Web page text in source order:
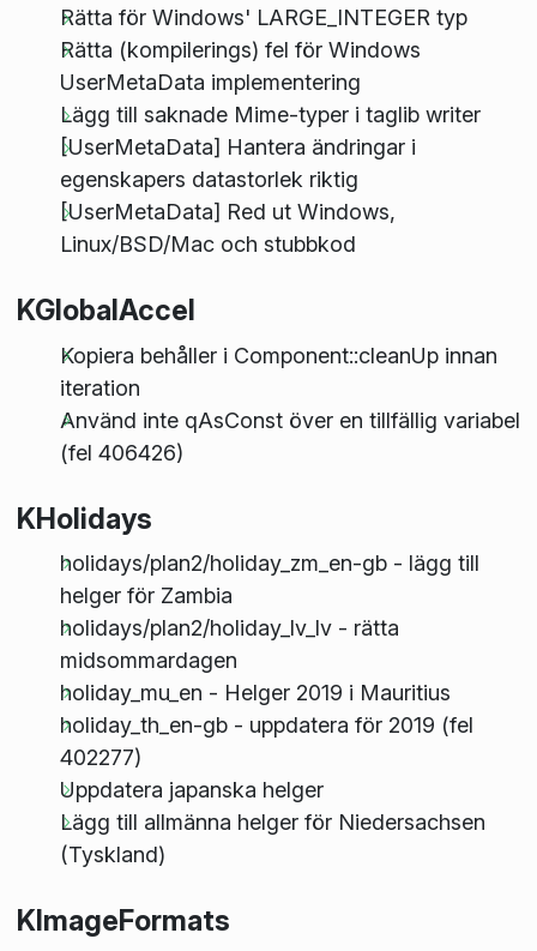
Rätta för Windows' LARGE_INTEGER typ
Rätta (kompilerings) fel för Windows
UserMetaData implementering
Lägg till saknade Mime-typer i taglib writer
[UserMetaData] Hantera ändringar i
egenskapers datastorlek riktig
[UserMetaData] Red ut Windows,
Linux/BSD/Mac och stubbkod
KGlobalAccel
Kopiera behåller i Component::cleanUp innan
iteration
Använd inte qAsConst över en tillfällig variabel
(fel 406426)
KHolidays
holidays/plan2/holiday_zm_en-gb - lägg till
helger för Zambia
holidays/plan2/holiday_lv_lv - rätta
midsommardagen
holiday_mu_en - Helger 2019 i Mauritius
holiday_th_en-gb - uppdatera för 2019 (fel
402277)
Uppdatera japanska helger
Lägg till allmänna helger för Niedersachsen
(Tyskland)
KImageFormats